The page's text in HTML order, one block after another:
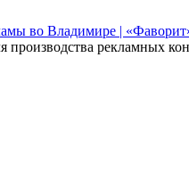
производства рекламных